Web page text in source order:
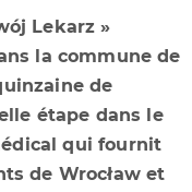
Lekarz »
la commune de
de
étape dans le
qui fournit
de Wrocław et